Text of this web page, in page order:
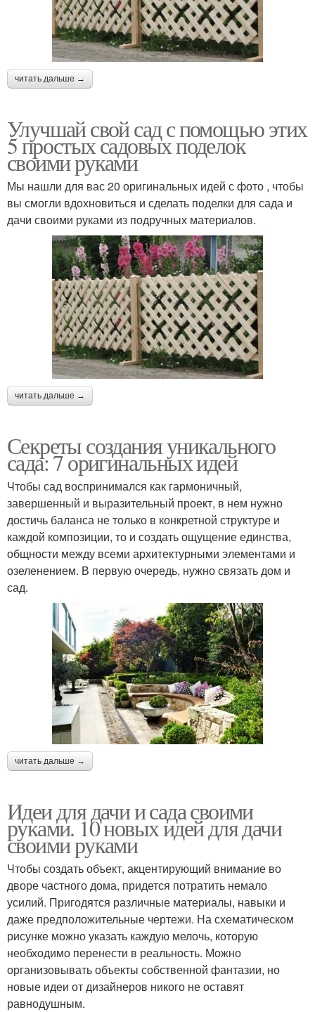
читать дальше →
Улучшай свой сад с помощью этих
5 простых садовых поделок
своими руками
Мы нашли для вас 20 оригинальных идей с фото , чтобы
вы смогли вдохновиться и сделать поделки для сада и
дачи своими руками из подручных материалов.
читать дальше →
Секреты создания уникального
сада: 7 оригинальных идей
Чтобы сад воспринимался как гармоничный,
завершенный и выразительный проект, в нем нужно
достичь баланса не только в конкретной структуре и
каждой композиции, то и создать ощущение единства,
общности между всеми архитектурными элементами и
озеленением. В первую очередь, нужно связать дом и
сад.
читать дальше →
Идеи для дачи и сада своими
руками. 10 новых идей для дачи
своими руками
Чтобы создать объект, акцентирующий внимание во
дворе частного дома, придется потратить немало
усилий. Пригодятся различные материалы, навыки и
даже предположительные чертежи. На схематическом
рисунке можно указать каждую мелочь, которую
необходимо перенести в реальность. Можно
организовывать объекты собственной фантазии, но
новые идеи от дизайнеров никого не оставят
равнодушным.